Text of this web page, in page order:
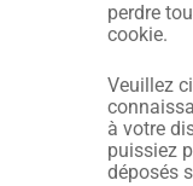
perdre
cookie.
Veuillez
à votre
puissiez
déposés